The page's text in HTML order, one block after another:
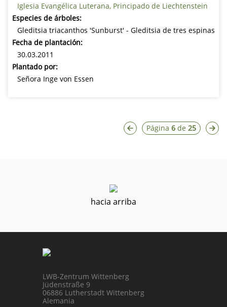
Iglesia Evangélica Luterana, Principado de Liechtenstein
Especies de árboles:
Gleditsia triacanthos 'Sunburst' - Gleditsia de tres espinas
Fecha de plantación:
30.03.2011
Plantado por:
Señora Inge von Essen
Página 6 de 25
hacia arriba
LWB-Zentrum Wittenberg
Jüdenstraße 9
06886 Lutherstadt Wittenberg
Alemania